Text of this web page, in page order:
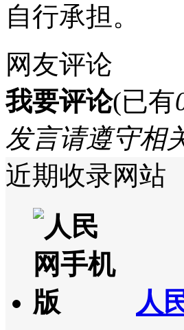
自行承担。
网友评论
我要评论(已有
发言请遵守相
近期收录网站
人